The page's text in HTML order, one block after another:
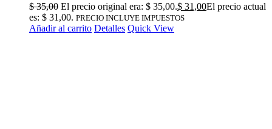
$35,00 El precio original era: $ 35,00.$ 31,00El precio actual
es: $ 31,00. PRECIO INCLUYE IMPUESTOS
Añadir al carrito Detalles Quick View